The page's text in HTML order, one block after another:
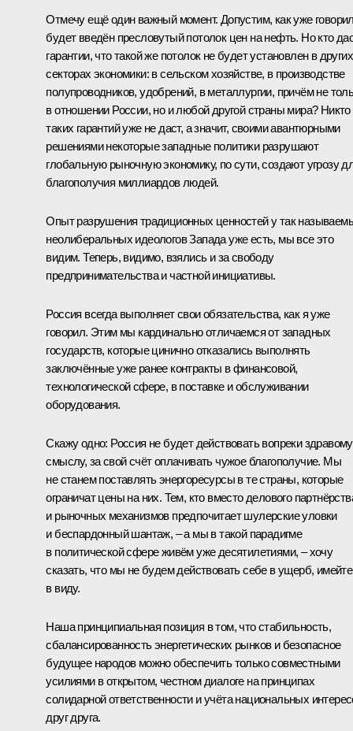
Отмечу ещё один важный момент. Допустим, как уже
будет введён пресловутый потолок цен на нефть. Но кто
гарантии, что такой же потолок не будет установлен в других
секторах экономики: в сельском хозяйстве, в производстве
полупроводников, удобрений, в металлургии, причём не
в отношении России, но и любой другой страны мира? Никто
таких гарантий уже не даст, а значит, своими авантюрными
решениями некоторые западные политики разрушают
глобальную рыночную экономику, по сути, создают угрозу
благополучия миллиардов людей.
Опыт разрушения традиционных ценностей у так
неолиберальных идеологов Запада уже есть, мы все это
видим. Теперь, видимо, взялись и за свободу
предпринимательства и частной инициативы.
Россия всегда выполняет свои обязательства, как я уже
говорил. Этим мы кардинально отличаемся от западных
государств, которые цинично отказались выполнять
заключённые уже ранее контракты в финансовой,
технологической сфере, в поставке и обслуживании
оборудования.
Скажу одно: Россия не будет действовать вопреки здравому
смыслу, за свой счёт оплачивать чужое благополучие. Мы
не станем поставлять энергоресурсы в те страны, которые
ограничат цены на них. Тем, кто вместо делового
и рыночных механизмов предпочитает шулерские уловки
и беспардонный шантаж, – а мы в такой парадигме
в политической сфере живём уже десятилетиями, – хочу
сказать, что мы не будем действовать себе в ущерб, имейте
в виду.
Наша принципиальная позиция в том, что стабильность,
сбалансированность энергетических рынков и безопасное
будущее народов можно обеспечить только совместными
усилиями в открытом, честном диалоге на принципах
солидарной ответственности и учёта национальных
друг друга.